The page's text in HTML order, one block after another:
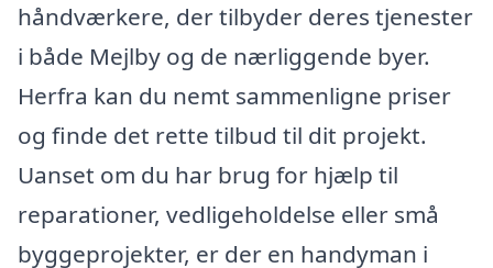
håndværkere, der tilbyder deres tjenester
i både Mejlby og de nærliggende byer.
Herfra kan du nemt sammenligne priser
og finde det rette tilbud til dit projekt.
Uanset om du har brug for hjælp til
reparationer, vedligeholdelse eller små
byggeprojekter, er der en handyman i